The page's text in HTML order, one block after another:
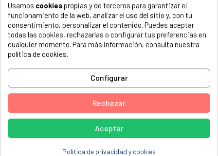
Botellero frigorífico Fagor C340
ASPES, 1FA-265
ASPES, 1FA-285
ASPES, 1FA285904022365
ASPES, 1FAC-495
ASPES, 1FAC-495P
ASPES, 1FAC485
Usamos cookiespropias y de terceros para garantizar el
funcionamiento de la web, analizar el uso del sitio y, con tu
consentimiento, personalizar el contenido. Puedes aceptar
todas las cookies, rechazarlas o configurar tus preferencias en
cualquier momento. Para más información, consulta nuestra
política de cookies.
Configurar
Rechazar
Aceptar
Política de privacidad y cookies